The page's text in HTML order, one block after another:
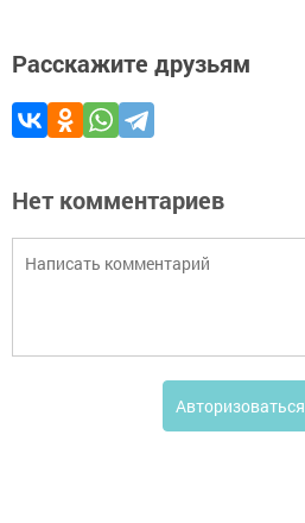
Расскажите друзьям
Нет комментариев
Авторизоваться